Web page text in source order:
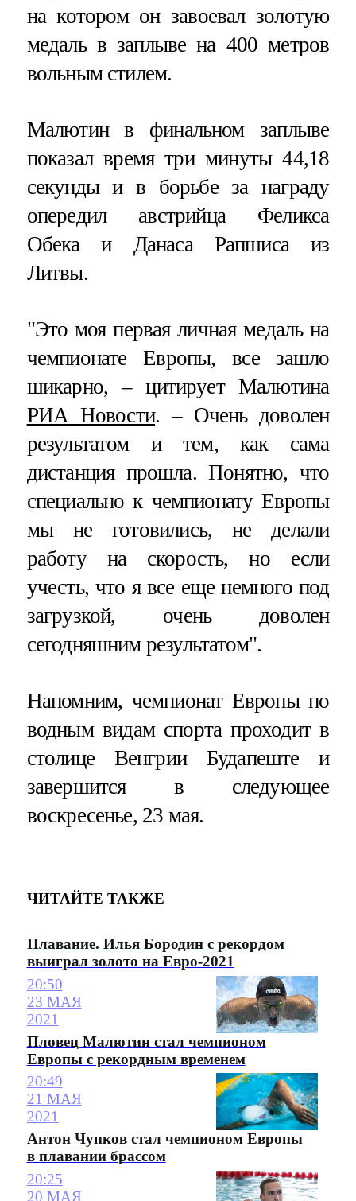
на котором он завоевал золотую
медаль в заплыве на 400 метров
вольным стилем.
Малютин в финальном заплыве
показал время три минуты 44,18
секунды и в борьбе за награду
опередил австрийца Феликса
Обека и Данаса Рапшиса из
Литвы.
"Это моя первая личная медаль на
чемпионате Европы, все зашло
шикарно, – цитирует Малютина
РИА Новости. – Очень доволен
результатом и тем, как сама
дистанция прошла. Понятно, что
специально к чемпионату Европы
мы не готовились, не делали
работу на скорость, но если
учесть, что я все еще немного под
загрузкой, очень доволен
сегодняшним результатом".
Напомним, чемпионат Европы по
водным видам спорта проходит в
столице Венгрии Будапеште и
завершится в следующее
воскресенье, 23 мая.
ЧИТАЙТЕ ТАКЖЕ
Плавание. Илья Бородин с рекордом
выиграл золото на Евро-2021
20:50
23 МАЯ
2021
Пловец Малютин стал чемпионом
Европы с рекордным временем
20:49
21 МАЯ
2021
Антон Чупков стал чемпионом Европы
в плавании брассом
20:25
20 МАЯ